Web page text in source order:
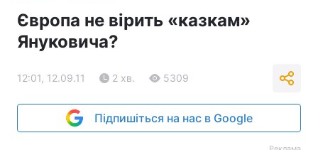
Європа не вірить «казкам»
Януковича?
12:01, 12.09.11 2 хв. 5309
Підпишіться на нас в Google